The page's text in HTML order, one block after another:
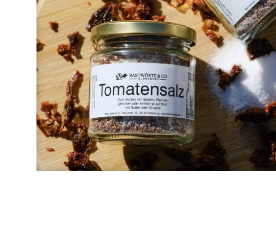
WEIN / SPIRITUOSEN
OLIVEN
ANTIPASTI
CREMES, PESTO & AUFSTRICHE
KÄSE
BROT
SONSTIGE LEBENSMITTEL
GLÄSER & MERCH